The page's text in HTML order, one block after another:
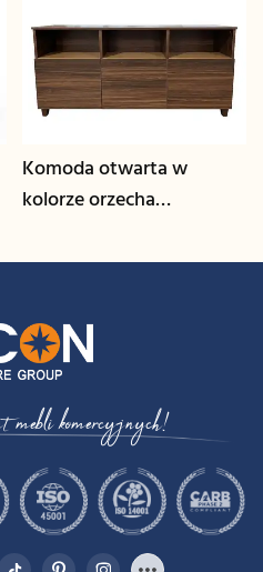
Komoda otwarta w
kolorze orzecha
GCON
mebli komercyjnych!